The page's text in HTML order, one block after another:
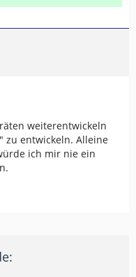
weiterentwickeln
zu entwickeln. Alleine
ich mir nie ein